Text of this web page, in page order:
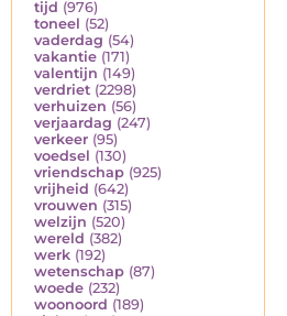
tijd (976)
toneel (52)
vaderdag (54)
vakantie (171)
valentijn (149)
verdriet (2298)
verhuizen (56)
verjaardag (247)
verkeer (95)
voedsel (130)
vriendschap (925)
vrijheid (642)
vrouwen (315)
welzijn (520)
wereld (382)
werk (192)
wetenschap (87)
woede (232)
woonoord (189)